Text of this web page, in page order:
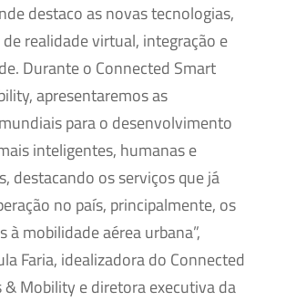
destaco as novas tecnologias,
realidade virtual, integração e
Durante o Connected Smart
apresentaremos as
para o desenvolvimento
inteligentes, humanas e
destacando os serviços que já
no país, principalmente, os
à mobilidade aérea urbana”,
Faria, idealizadora do Connected
& Mobility e diretora executiva da